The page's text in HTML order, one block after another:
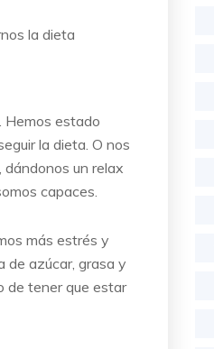
la dieta
Hemos estado
la dieta. O nos
un relax
capaces.
más estrés y
de azúcar, grasa y
de tener que estar